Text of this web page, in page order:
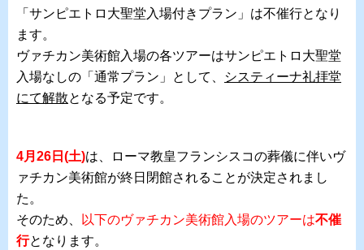
「サンピエトロ大聖堂入場付きプラン」は不催行となり
ます。
ヴァチカン美術館入場の各ツアーはサンピエトロ大聖堂
入場なしの「通常プラン」として、
システィーナ礼拝堂
にて解散となる予定です。
4月26日(土)は、ローマ教皇フランシスコの葬儀に伴いヴ
ァチカン美術館が終日閉館されることが決定されまし
た。
そのため、
以下のヴァチカン美術館入場のツアーは不催
行となります。